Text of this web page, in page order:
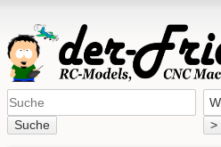
Suche >